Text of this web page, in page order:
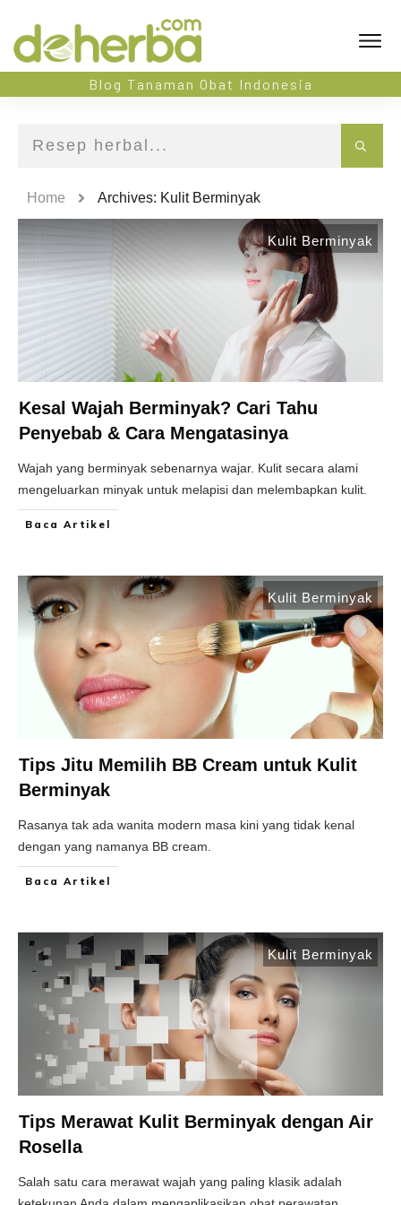
Blog Tanaman Obat Indonesia
Home Archives: Kulit Berminyak
Kulit Berminyak
Kesal Wajah Berminyak? Cari Tahu
Penyebab & Cara Mengatasinya
Wajah yang berminyak sebenarnya wajar. Kulit secara alami
mengeluarkan minyak untuk melapisi dan melembapkan kulit.
Baca Artikel
Kulit Berminyak
Tips Jitu Memilih BB Cream untuk Kulit
Berminyak
Rasanya tak ada wanita modern masa kini yang tidak kenal
dengan yang namanya BB cream.
Baca Artikel
Kulit Berminyak
Tips Merawat Kulit Berminyak dengan Air
Rosella
Salah satu cara merawat wajah yang paling klasik adalah